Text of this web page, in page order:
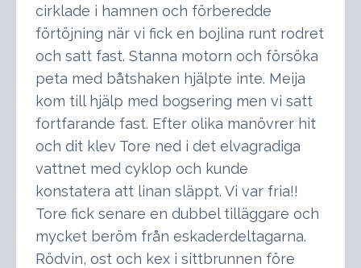
cirklade i hamnen och förberedde
förtöjning när vi fick en bojlina runt rodret
och satt fast. Stanna motorn och försöka
peta med båtshaken hjälpte inte. Meija
kom till hjälp med bogsering men vi satt
fortfarande fast. Efter olika manövrer hit
och dit klev Tore ned i det elvagradiga
vattnet med cyklop och kunde
konstatera att linan släppt. Vi var fria!!
Tore fick senare en dubbel tilläggare och
mycket beröm från eskaderdeltagarna.
Rödvin, ost och kex i sittbrunnen före